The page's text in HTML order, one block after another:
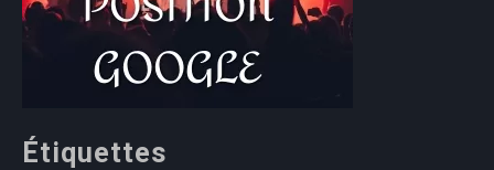
Étiquettes